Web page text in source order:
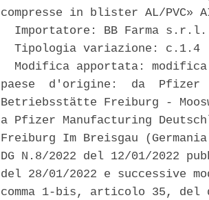
compresse in blister AL/PVC»
Importatore: BB Farma
  Tipologia variazione: c.1.4
Modifica apportata:
paese  d'origine:  da  Pfizer
Betriebsstätte Freiburg -
a Pfizer Manufacturing
Freiburg Im Breisgau
DG N.8/2022 del 12/01/2022
del 28/01/2022 e
comma 1-bis, articolo 35,